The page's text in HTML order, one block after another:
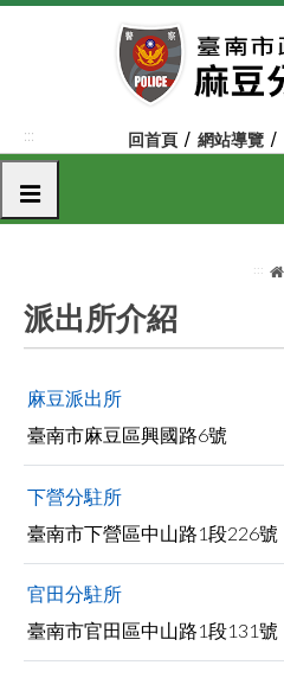
跳
容
塊
::: 回首頁 網站導覽
選單
:::
派出所介紹
麻豆派出所
臺南市麻豆區興國路6號
下營分駐所
臺南市下營區中山路1段226號
官田分駐所
臺南市官田區中山路1段131號